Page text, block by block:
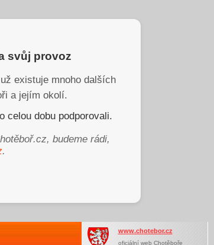
svůj provoz
existuje mnoho dalších
a jejím okolí.
celou dobu podporovali.
budeme rádi,
.
www.chotebor.cz
oficiální web Chotěboře